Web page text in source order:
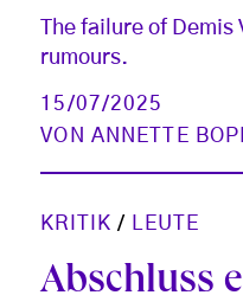
The failure of
rumours.
15/07/2025
VON ANNETTE
KRITIK / LEUTE
Abschluss